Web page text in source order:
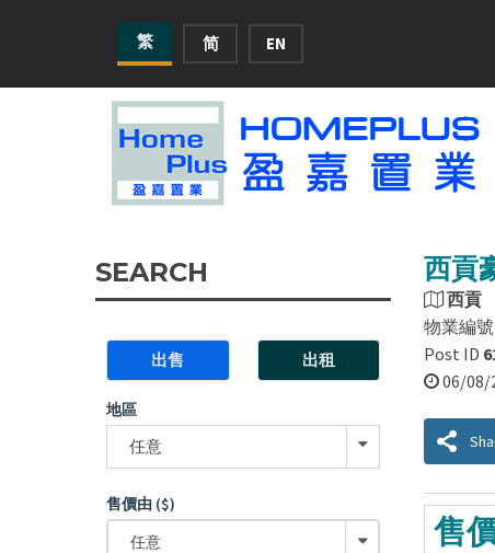
繁 简 EN
西貢
西貢
物業編號
Post ID
06/
售
SEARCH
出售 出租
地區
任意
售價由 ($)
任意